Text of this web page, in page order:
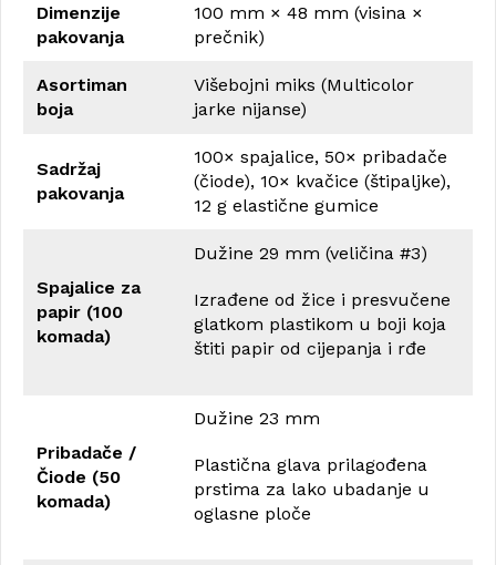
Dimenzije
pakovanja
100 mm × 48 mm (visina ×
prečnik)
Asortiman
boja
Višebojni miks (Multicolor
jarke nijanse)
Sadržaj
pakovanja
100× spajalice, 50× pribadače
(čiode), 10× kvačice (štipaljke),
12 g elastične gumice
Spajalice za
papir (100
komada)
Dužine 29 mm (veličina #3)
Izrađene od žice i presvučene
glatkom plastikom u boji koja
štiti papir od cijepanja i rđe
Pribadače /
Čiode (50
komada)
Dužine 23 mm
Plastična glava prilagođena
prstima za lako ubadanje u
oglasne ploče